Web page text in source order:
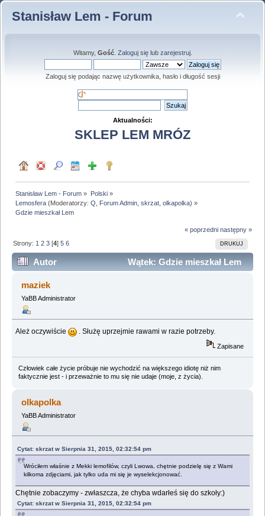
Stanisław Lem - Forum
Witamy, Gość. Zaloguj sięlub zarejestruj.
Zaloguj się podając nazwę użytkownika, hasło i długość sesji
Aktualności:
SKLEP LEM MRÓZ
Stanisław Lem - Forum » Polski»
Lemosfera (Moderatorzy:Q Forum Admin ,skrzat ,olkapolka) »
Gdzie mieszkał Lem
« poprzedni następny »
DRUKUJ
Strony: 1 2 3 [4]5 6
Autor
Wątek: Gdzie mieszkał Lem
(Przeczytany 195341 razy)
maziek
YaBB Administrator
Ależ oczywiście . Służę uprzejmie rawami w razie potrzeby.
Zapisane
Człowiek całe życie próbuje nie wychodzić na większego idiotę niż nim
faktycznie jest - i przeważnie to mu się nie udaje (moje, z życia).
olkapolka
YaBB Administrator
Cytat: skrzat w Sierpnia 31, 2015, 02:32:54 pm
Wróciłem właśnie z Mekki lemofilów, czyli Lwowa, chętnie podzielę się z Wami
kilkoma zdjęciami, jak tylko uda mi się je wyselekcjonować.
Chętnie zobaczymy - zwłaszcza, że chyba wdarłeś się do szkoły:)
Cytat: skrzat w Sierpnia 31, 2015, 02:32:54 pm